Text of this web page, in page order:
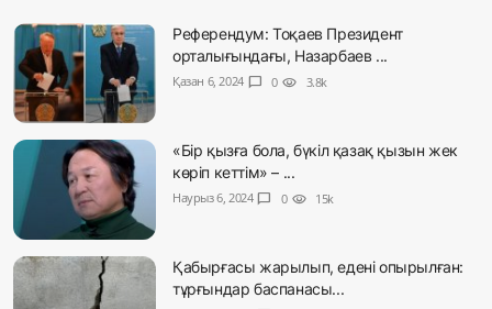
Референдум: Тоқаев Президент
орталығындағы, Назарбаев ...
Қазан 6, 2024 chat_bubble 0 visibility 3.8k
«Бір қызға бола, бүкіл қазақ қызын жек
көріп кеттім» – ...
Наурыз 6, 2024 chat_bubble 0 visibility 15k
Қабырғасы жарылып, едені опырылған:
тұрғындар баспанасы...